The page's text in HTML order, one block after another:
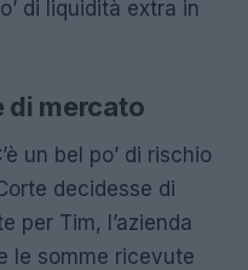
di liquidità extra in
di mercato
un bel po’ di rischio
decidesse di
per Tim, l’azienda
le somme ricevute